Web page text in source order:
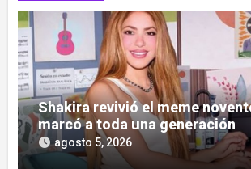
Shakira revivió el meme
marcó a toda una generación
agosto 5, 2026